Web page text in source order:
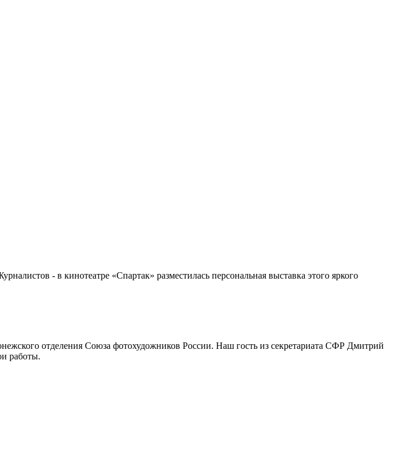
- в кинотеатре «Спартак» разместилась персональная выставка этого яркого
отделения Союза фотохудожников России. Наш гость из секретариата СФР Дмитрий
работы.